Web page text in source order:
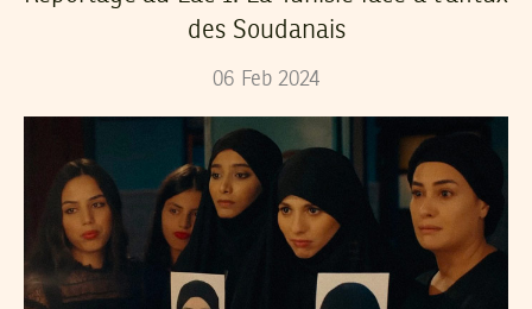
des Soudanais
06 Feb 2024